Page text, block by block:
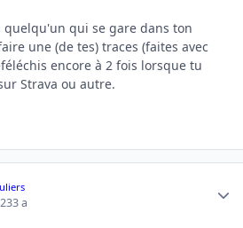
quelqu'un qui se gare dans ton
une (de tes) traces (faites avec
encore à 2 fois lorsque tu
Strava ou autre.
3 a